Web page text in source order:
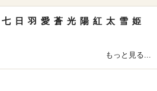
七 日 羽 愛 蒼 光 陽 紅 太 雪 姫
もっと見る...